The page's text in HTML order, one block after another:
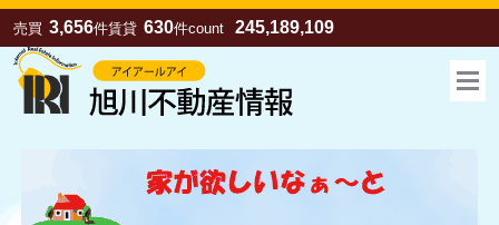
売買 3,656件賃貸 630件count 245,189,109